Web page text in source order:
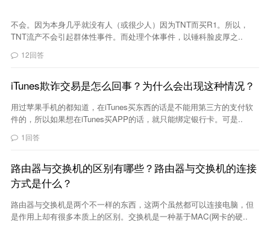
不会。因为本身几乎就没有人（或很少人）因为TNT而买R1。所以，
TNT流产不会引起群体性事件。而处理个体事件，以锤科脸皮厚之..
12回答
iTunes欺诈交易是怎么回事？为什么会出现这种情况？
用过苹果手机的都知道，在iTunes买东西的话是不能用第三方的支付软
件的，所以如果想在iTunes买APP的话，就只能绑定银行卡。可是..
1回答
路由器与交换机的区别有哪些？路由器与交换机的连接
方式是什么？
路由器与交换机是两个不一样的东西，这两个虽然都可以连接电脑，但
是作用上却有很多本质上的区别。交换机是一种基于MAC(网卡的硬..